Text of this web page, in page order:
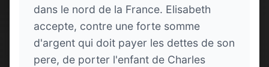
dans le nord de la France. Elisabeth
accepte, contre une forte somme
d'argent qui doit payer les dettes de son
pere, de porter l'enfant de Charles